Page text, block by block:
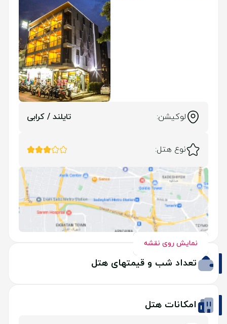
لوکیشن: تایلند / کرابی
نوع هتل:
نمایش روی نقشه
تعداد شب و قیمتهای هتل
امکانات هتل